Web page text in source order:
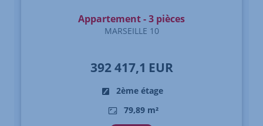
Appartement - 3 pièces
MARSEILLE 10
392 417,1 EUR
2ème étage
79,89 m²